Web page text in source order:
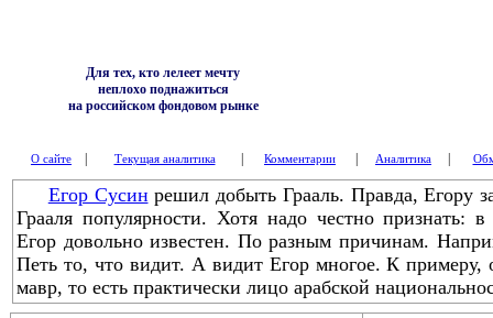
Для тех, кто лелеет мечту
неплохо поднажиться
на российском фондовом рынке
О сайте Текущая аналитика Комментарии Аналитика
Егор Сусин решил добыть Грааль. Правда, Егору
Грааля популярности. Хотя надо честно признать:
Егор довольно известен. По разным причинам.
Петь то, что видит. А видит Егор многое. К примеру,
мавр, то есть практически лицо арабской